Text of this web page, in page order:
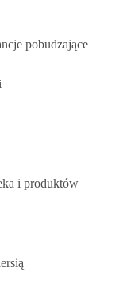
pobudzające
i produktów